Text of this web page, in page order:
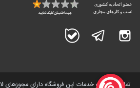
اینستاگرام تلگرام
تمامی کالاها و خدمات این فروشگاه دارای مجوز‌های